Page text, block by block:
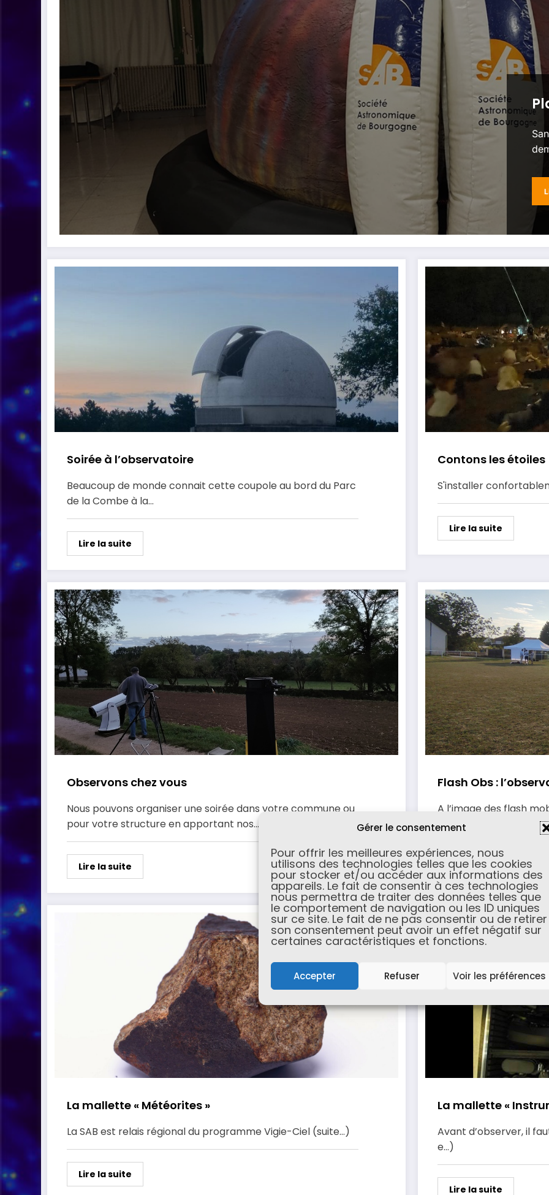
Gérer le consentement
Pour offrir les meilleures expériences, nous
utilisons des technologies telles que les cookies
pour stocker et/ou accéder aux informations des
appareils. Le fait de consentir à ces technologies
nous permettra de traiter des données telles que
le comportement de navigation ou les ID uniques
sur ce site. Le fait de ne pas consentir ou de retirer
son consentement peut avoir un effet négatif sur
certaines caractéristiques et fonctions.
Accepter Refuser Voir les préférences
Soirée à l’observatoire
Beaucoup de monde connait cette coupole au bord du Parc
de la Combe à la…
Lire la suite
Contons les étoiles
S'installer
Lire la suite
Observons chez vous
Nous pouvons organiser une soirée dans votre commune ou
pour votre structure en apportant nos…
Lire la suite
Flash Obs :
A l’image des flash
eurs jouent une
Lire la suite
La mallette « Météorites »
La SAB est relais régional du programme Vigie-Ciel (suite…)
Lire la suite
La mallette «
Avant d’observer, il
e…)
Lire la suite